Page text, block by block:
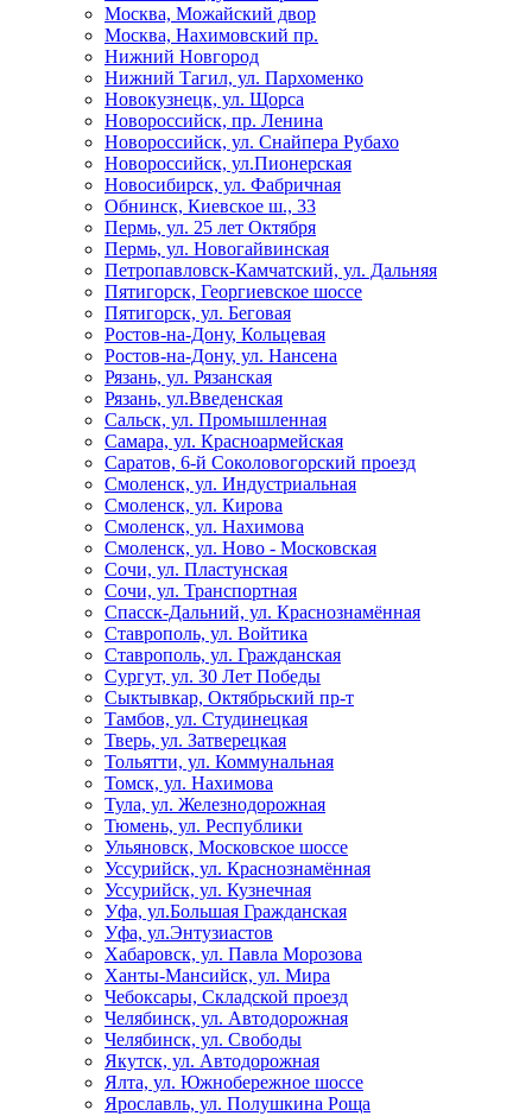
Москва, Можайский двор
Москва, Нахимовский пр.
Нижний Новгород
Нижний Тагил, ул. Пархоменко
Новокузнецк, ул. Щорса
Новороссийск, пр. Ленина
Новороссийск, ул. Снайпера Рубахо
Новороссийск, ул.Пионерская
Новосибирск, ул. Фабричная
Обнинск, Киевское ш., 33
Пермь, ул. 25 лет Октября
Пермь, ул. Новогайвинская
Петропавловск-Камчатский, ул. Дальняя
Пятигорск, Георгиевское шоссе
Пятигорск, ул. Беговая
Ростов-на-Дону, Кольцевая
Ростов-на-Дону, ул. Нансена
Рязань, ул. Рязанская
Рязань, ул.Введенская
Сальск, ул. Промышленная
Самара, ул. Красноармейская
Саратов, 6-й Соколовогорский проезд
Смоленск, ул. Индустриальная
Смоленск, ул. Кирова
Смоленск, ул. Нахимова
Смоленск, ул. Ново - Московская
Сочи, ул. Пластунская
Сочи, ул. Транспортная
Спасск-Дальний, ул. Краснознамённая
Ставрополь, ул. Войтика
Ставрополь, ул. Гражданская
Сургут, ул. 30 Лет Победы
Сыктывкар, Октябрьский пр-т
Тамбов, ул. Студинецкая
Тверь, ул. Затверецкая
Тольятти, ул. Коммунальная
Томск, ул. Нахимова
Тула, ул. Железнодорожная
Тюмень, ул. Республики
Ульяновск, Московское шоссе
Уссурийск, ул. Краснознамённая
Уссурийск, ул. Кузнечная
Уфа, ул.Большая Гражданская
Уфа, ул.Энтузиастов
Хабаровск, ул. Павла Морозова
Ханты-Мансийск, ул. Мира
Чебоксары, Складской проезд
Челябинск, ул. Автодорожная
Челябинск, ул. Свободы
Якутск, ул. Автодорожная
Ялта, ул. Южнобережное шоссе
Ярославль, ул. Полушкина Роща